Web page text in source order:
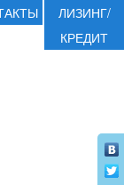
ЛИЗИНГ/
КРЕДИТ